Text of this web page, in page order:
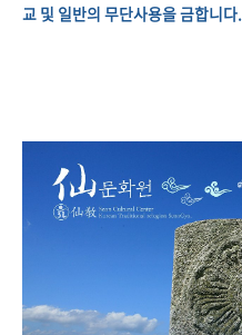
교 및 일반의 무단사용을 금합니다.